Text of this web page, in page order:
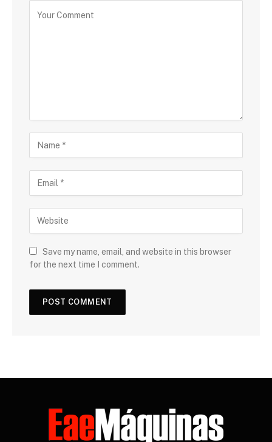
Save my name, email, and website in this browser
for the next time I comment.